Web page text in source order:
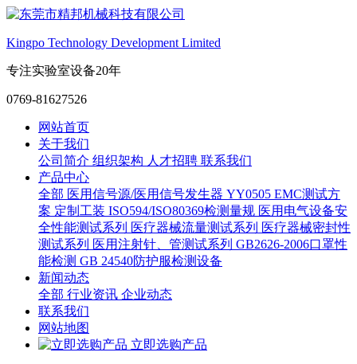
Kingpo Technology Development Limited
专注实验室设备20年
0769-81627526
网站首页
关于我们
公司简介 组织架构 人才招聘 联系我们
产品中心
全部 医用信号源/医用信号发生器 YY0505 EMC测试方
案 定制工装 ISO594/ISO80369检测量规 医用电气设备安
全性能测试系列 医疗器械流量测试系列 医疗器械密封性
测试系列 医用注射针、管测试系列 GB2626-2006口罩性
能检测 GB 24540防护服检测设备
新闻动态
全部 行业资讯 企业动态
联系我们
网站地图
立即选购产品